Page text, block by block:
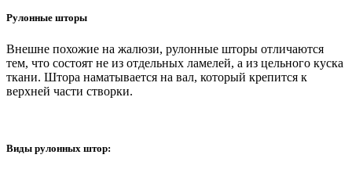
Рулонные шторы
Внешне похожие на жалюзи, рулонные шторы отличаются
тем, что состоят не из отдельных ламелей, а из цельного куска
ткани. Штора наматывается на вал, который крепится к
верхней части створки.
Виды рулонных штор: